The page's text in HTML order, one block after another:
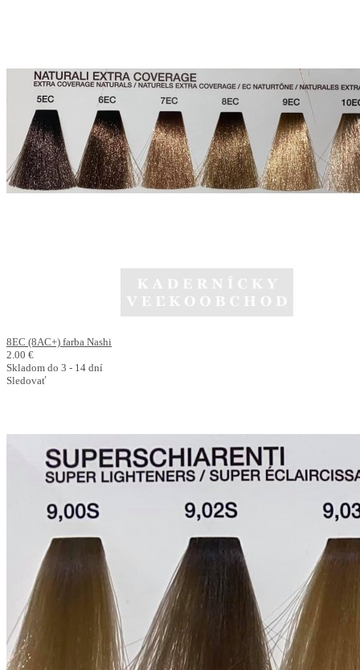
8EC (8AC+) farba Nashi
2.00 €
Skladom do 3 - 14 dní
Sledovať